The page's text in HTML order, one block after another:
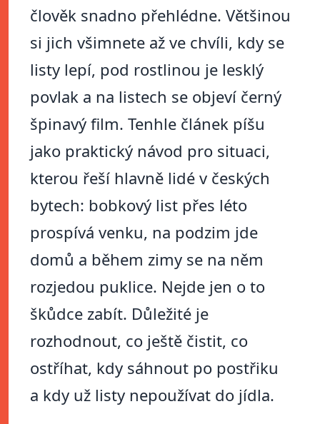
člověk snadno přehlédne. Většinou
si jich všimnete až ve chvíli, kdy se
listy lepí, pod rostlinou je lesklý
povlak a na listech se objeví černý
špinavý film. Tenhle článek píšu
jako praktický návod pro situaci,
kterou řeší hlavně lidé v českých
bytech: bobkový list přes léto
prospívá venku, na podzim jde
domů a během zimy se na něm
rozjedou puklice. Nejde jen o to
škůdce zabít. Důležité je
rozhodnout, co ještě čistit, co
ostříhat, kdy sáhnout po postřiku
a kdy už listy nepoužívat do jídla.